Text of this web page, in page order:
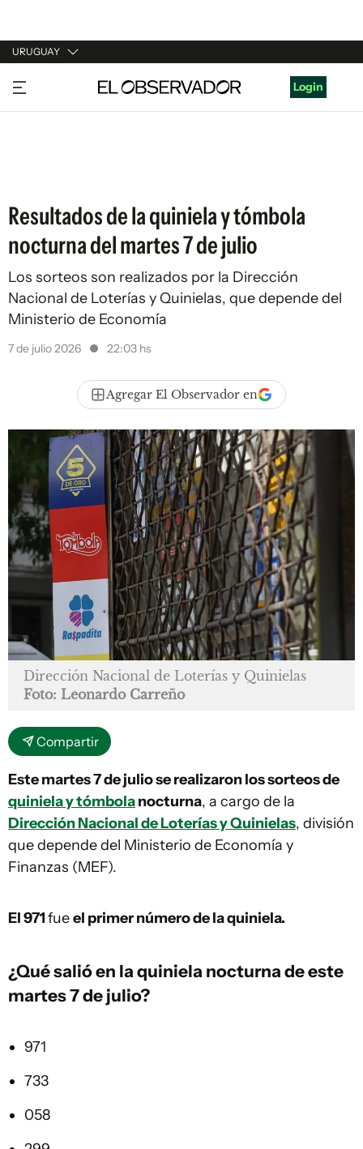
URUGUAY
URUGUAY
ARGENTINA
Login
Resultados de la quiniela y tómbola
nocturna del martes 7 de julio
Los sorteos son realizados por la Dirección
Nacional de Loterías y Quinielas, que depende del
Ministerio de Economía
7 de julio 2026 22:03 hs
Agregar El Observador en
Dirección Nacional de Loterías y Quinielas
Foto: Leonardo Carreño
Compartir
Este martes 7 de julio se realizaron los sorteos de
quiniela y tómbolanocturna, a cargo de la
Dirección Nacional de Loterías y Quinielas, división
que depende del Ministerio de Economía y
Finanzas (MEF).
El 971fueel primer número de la quiniela.
¿Qué salió en laquiniela nocturna de este
martes 7 de julio?
971
733
058